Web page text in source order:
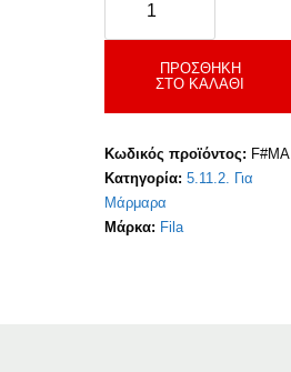
Marble
Restorer
ποσότηταΠΡΟΣΘΉΚΗ
ΣΤΟ ΚΑΛΆΘΙ
Κωδικός προϊόντος: F#MA
Κατηγορία: 5.11.2. Για
Μάρμαρα
Μάρκα: Fila